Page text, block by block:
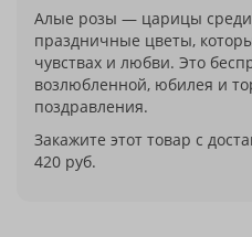
Алые розы — царицы среди
праздничные цветы,
чувствах и любви. Это
возлюбленной, юбилея и
поздравления.
Закажите этот товар с
420 руб.